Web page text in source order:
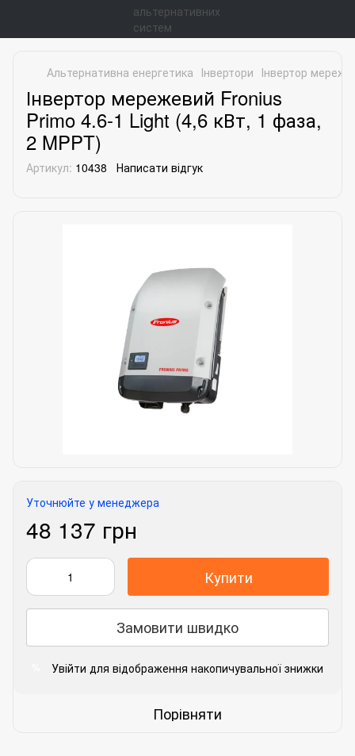
Альтернативна енергетика Інвертори Інвертор
Інвертор мережевий Fronius
Primo 4.6-1 Light (4,6 кВт, 1 фаза,
2 MPPT)
Артикул: 10438 Написати відгук
Уточнюйте у менеджера
48 137 грн
Купити
Замовити швидко
Увійти для відображення накопичувальної знижки
Порівняти